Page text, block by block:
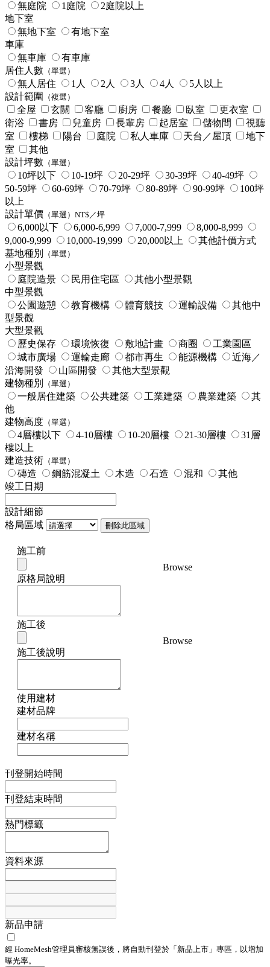
無庭院
1庭院
2庭院以上
地下室
無地下室
有地下室
車庫
無車庫
有車庫
居住人數 （單選）
無人居住 1人 2人 3人 4人
5人以上
設計範圍
（複選）
全屋 玄關 客廳 廚房 餐廳 臥室
更衣室
衛浴
書房 兒童房 長輩房 起居室 儲物間
視聽
室
樓梯 陽台 庭院 私人車庫 天台／屋頂
地下
室
其他
設計坪數 （單選）
10坪以下 10-19坪 20-29坪 30-39坪
40-49坪
50-59坪
60-69坪 70-79坪 80-89坪 90-99坪
100坪
以上
設計單價 （單選）NT$／坪
6,000以下 6,000-6,999 7,000-7,999
8,000-8,999
9,000-9,999
10,000-19,999 20,000以上
其他計價方式
基地種別
（單選）
小型景觀
庭院造景
民用住宅區
其他小型景觀
中型景觀
公園遊憩
教育機構 體育競技 運輸設備
其他中
型景觀
大型景觀
歷史保存
環境恢復 敷地計畫 商圈
工業園區
城市廣場
運輸走廊 都市再生 能源機構
近海／
沿海開發
山區開發
其他大型景觀
建物種別
（單選）
一般居住建築 公共建築 工業建築 農業建築
其
他
建物高度 （單選）
4層樓以下 4-10層樓 10-20層樓 21-30層樓
31層
樓以上
建造技術 （單選）
磚造 鋼筋混凝土 木造 石造 混和
其他
竣工日期
設計細節
格局區域
刪除此區域
施工前
Browse
原格局說明
施工後
Browse
施工後說明
使用建材
建材品牌
建材名稱
刊登開始時間
刊登結束時間
熱門標籤
資料來源
新品申請
經 HomeMesh管理員審核無誤後，將自動刊登於「 新品上市 」專區，以增加
曝光率。